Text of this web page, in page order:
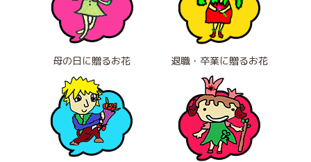
母の日に贈るお花 退職・卒業に贈るお花